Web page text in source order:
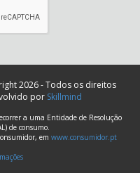
2026 - Todos os direitos
por Skillmind
a uma Entidade de Resolução
de consumo.
em www.consumidor.pt